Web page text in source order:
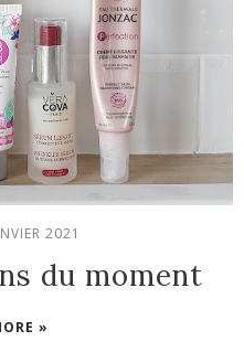
2021
du moment
»